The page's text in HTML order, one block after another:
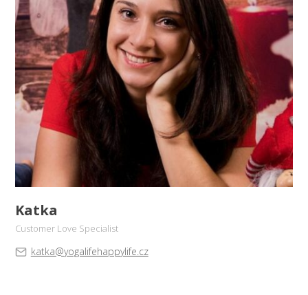
Katka
Customer Love Specialist
katka@yogalifehappylife.cz